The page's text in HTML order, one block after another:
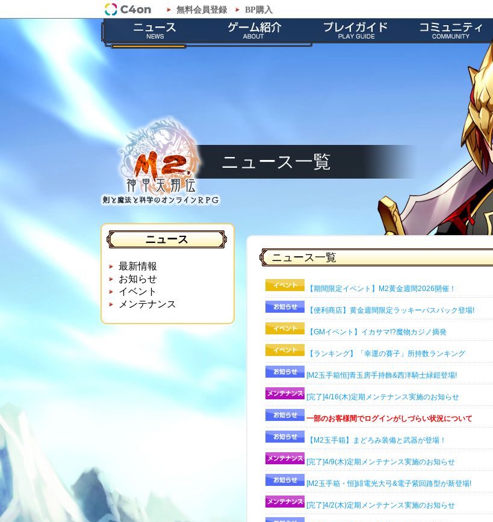
無料会員登録 BP購入
「M2-神甲天翔伝-」公式サイト
ニュース一覧
師団＆友だち募集掲示板
公式Twitter
ファンキット
ファンサイト
M2オリジナル辞書
師団ランキング
ニュース
最新情報
お知らせ
イベント
メンテナンス
ニュース一覧
【期間限定イベント】M2黄金週間2026開催！
【便利商店】黄金週間限定ラッキーパスパック登場!
【GMイベント】イカサマ!?魔物カジノ摘発
【ランキング】「幸運の賽子」所持数ランキング
[M2玉手箱恒]青玉房手持飾&西洋騎士緑鎧登場!
[完了]4/16(木)定期メンテナンス実施のお知らせ
一部のお客様間でログインがしづらい状況について
【M2玉手箱】まどろみ装備と武器が登場！
[完了]4/9(木)定期メンテナンス実施のお知らせ
[M2玉手箱・恒]緋電光大弓&電子紫回路型が新登場!
[完了]4/2(木)定期メンテナンス実施のお知らせ